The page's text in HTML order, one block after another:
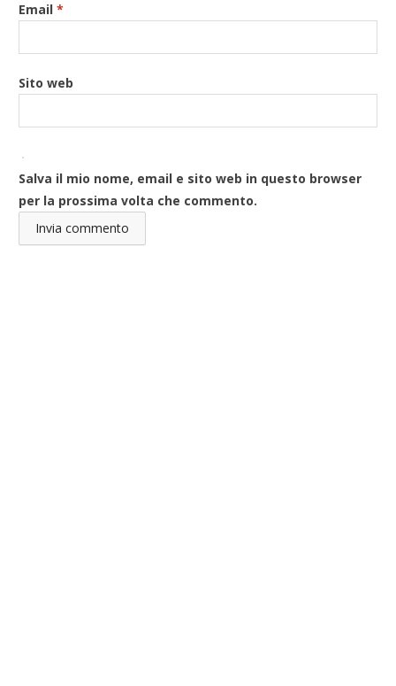
Email*
Sito web
Salva il mio nome, email e sito web in questo browser
per la prossima volta che commento.